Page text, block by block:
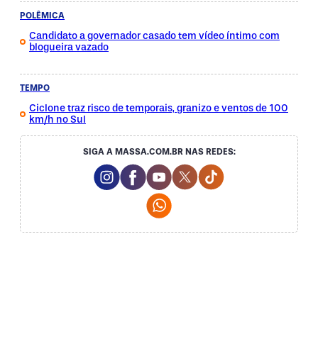
POLÊMICA
Candidato a governador casado tem vídeo íntimo com
blogueira vazado
TEMPO
Ciclone traz risco de temporais, granizo e ventos de 100
km/h no Sul
SIGA A MASSA.COM.BR NAS REDES:
Instagram Social Media
Facebook Social Media
Youtube Social Media
Twitter Social Media
Tiktok Social